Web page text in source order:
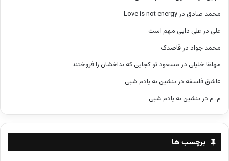
محمد صادق درLove is not energy
علی در علی دایی مهم است
محمد جواد درقاصدک
مهلقا خلیلی در مسعود تو کجایی که بداخشان را فروختند
عاشق فلسفه در بنشین به یادم شبی
م. م در بنشین به یادم شبی
برچسب ها